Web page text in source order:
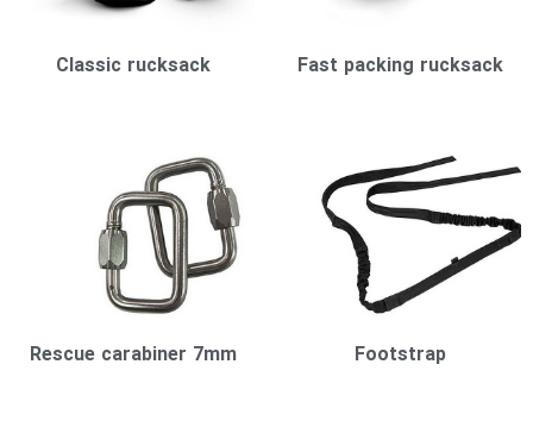
Fast packing rucksack
Classic rucksack
Footstrap
Rescue carabiner 7mm